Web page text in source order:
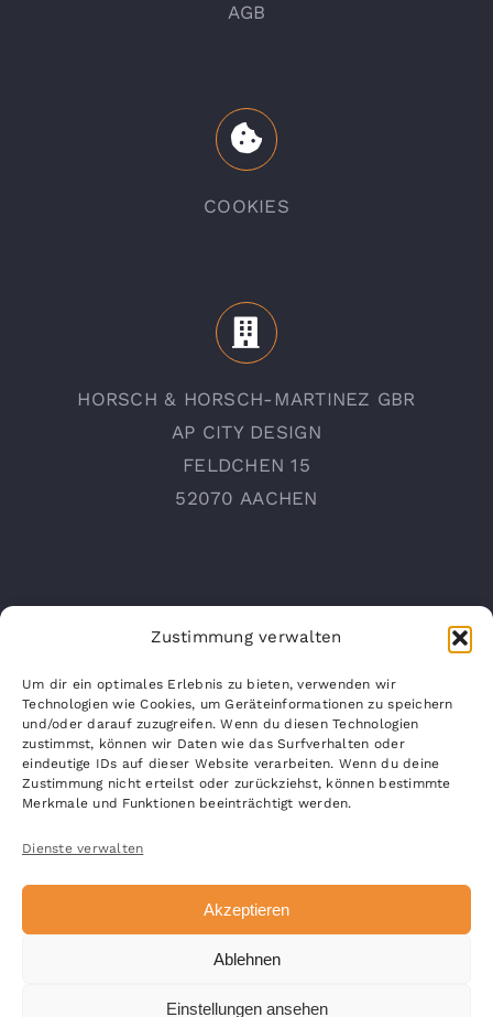
Zustimmung verwalten
Um dir ein optimales Erlebnis zu bieten, verwenden wir
Technologien wie Cookies, um Geräteinformationen zu speichern
und/oder darauf zuzugreifen. Wenn du diesen Technologien
zustimmst, können wir Daten wie das Surfverhalten oder
eindeutige IDs auf dieser Website verarbeiten. Wenn du deine
Zustimmung nicht erteilst oder zurückziehst, können bestimmte
Merkmale und Funktionen beeinträchtigt werden.
Dienste verwalten
Akzeptieren
Ablehnen
Einstellungen ansehen
AGB
COOKIES
HORSCH & HORSCH-MARTINEZ GBR
AP CITY DESIGN
FELDCHEN 15
52070 AACHEN
INFO@AP-CITYDESIGN.COM
WWW.AP-CITYDESIGN.COM
© Copyright 2026 |AP CityDesign| Alle Rechte